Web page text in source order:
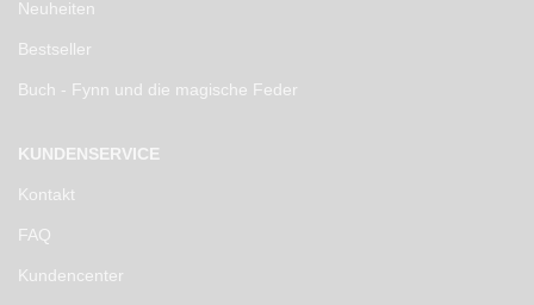
Neuheiten
Bestseller
Buch - Fynn und die magische Feder
KUNDENSERVICE
Kontakt
FAQ
Kundencenter